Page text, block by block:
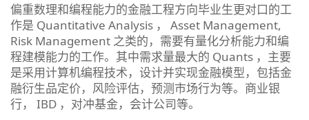
偏重数理和编程能力的金融工程方向毕业生更对口的工
作是 Quantitative Analysis ， Asset Management,
Risk Management 之类的，需要有量化分析能力和编
程建模能力的工作。其中需求量最大的 Quants ，主要
是采用计算机编程技术，设计并实现金融模型，包括金
融衍生品定价，风险评估，预测市场行为等。商业银
行， IBD ，对冲基金，会计公司等。